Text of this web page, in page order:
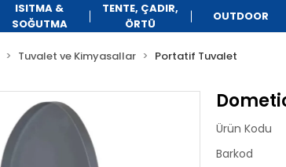
ISITMA &
SOĞUTMA
TENTE, ÇADIR,
ÖRTÜ
OUTDOOR
Tuvalet ve Kimyasallar Portatif Tuvalet
Ürün Kodu
Barkod